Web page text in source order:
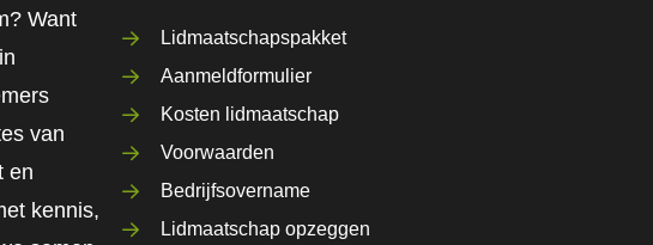
Want
van
en
kennis,
Lidmaatschapspakket
Aanmeldformulier
Kosten lidmaatschap
Voorwaarden
Bedrijfsovername
Lidmaatschap opzeggen